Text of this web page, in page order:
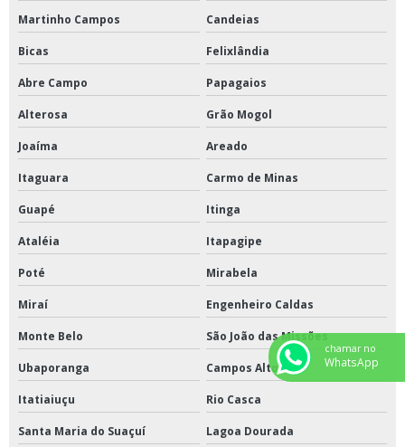
Martinho Campos Candeias
Bicas Felixlândia
Abre Campo Papagaios
Alterosa Grão Mogol
Joaíma Areado
Itaguara Carmo de Minas
Guapé Itinga
Ataléia Itapagipe
Poté Mirabela
Miraí Engenheiro Caldas
Monte Belo São João das Missões
Ubaporanga Campos Altos
Itatiaiuçu Rio Casca
Santa Maria do Suaçuí Lagoa Dourada
chamar no
WhatsApp